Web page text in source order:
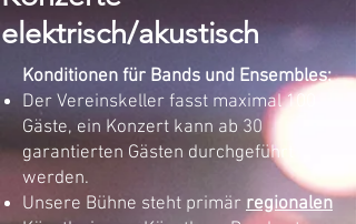
elektrisch/akustisch
Konditionen für Bands und Ensembles:
​Der Vereinskeller fasst maximal 100
Gäste, ein Konzert kann ab 30
garantierten Gästen durchgeführt
werden.
Unsere Bühne steht primär regionalen